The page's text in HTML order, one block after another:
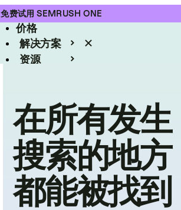
免费试用 SEMRUSH ONE
产品
价格
解决方案
资源
在所有发生
搜索的地方
都能被找到